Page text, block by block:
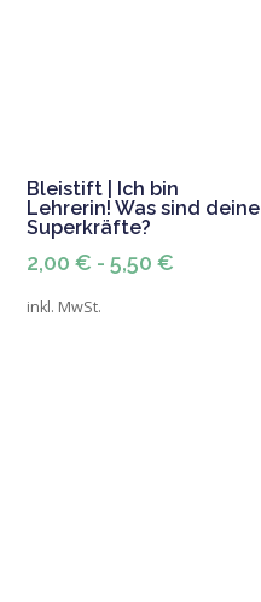
Bleistift | Ich bin
Lehrerin! Was sind deine
Superkräfte?
2,00€ -5,50€
inkl. MwSt.